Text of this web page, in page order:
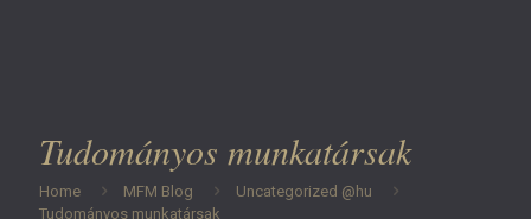
Tudományos munkatársak
Home MFM Blog
Uncategorized @hu
Tudományos munkatársak